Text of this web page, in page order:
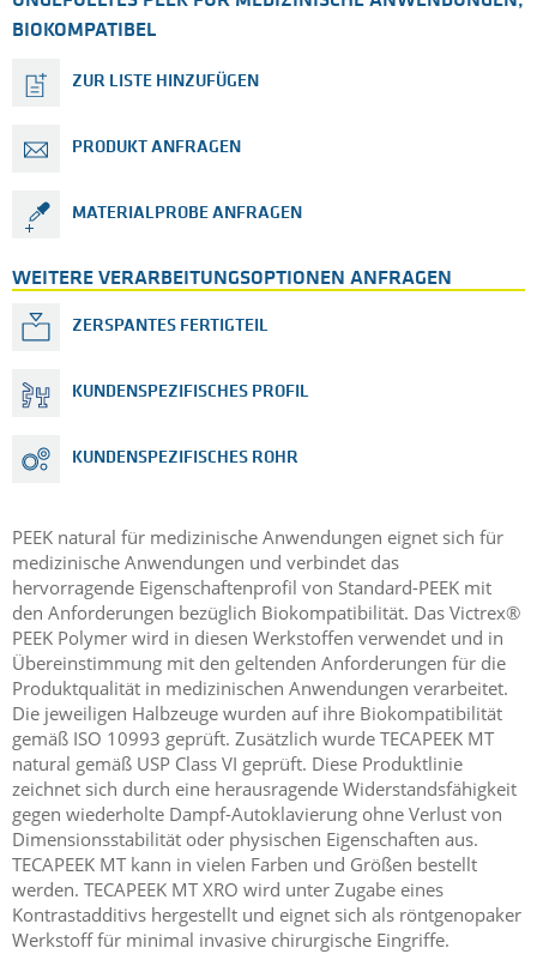
BIOKOMPATIBEL
ZUR LISTE HINZUFÜGEN
PRODUKT ANFRAGEN
MATERIALPROBE ANFRAGEN
WEITERE VERARBEITUNGSOPTIONEN ANFRAGEN
ZERSPANTES FERTIGTEIL
KUNDENSPEZIFISCHES PROFIL
KUNDENSPEZIFISCHES ROHR
PEEK natural für medizinische Anwendungen eignet sich für
medizinische Anwendungen und verbindet das
hervorragende Eigenschaftenprofil von Standard-PEEK mit
den Anforderungen bezüglich Biokompatibilität. Das Victrex®
PEEK Polymer wird in diesen Werkstoffen verwendet und in
Übereinstimmung mit den geltenden Anforderungen für die
Produktqualität in medizinischen Anwendungen verarbeitet.
Die jeweiligen Halbzeuge wurden auf ihre Biokompatibilität
gemäß ISO 10993 geprüft. Zusätzlich wurde TECAPEEK MT
natural gemäß USP Class VI geprüft. Diese Produktlinie
zeichnet sich durch eine herausragende Widerstandsfähigkeit
gegen wiederholte Dampf-Autoklavierung ohne Verlust von
Dimensionsstabilität oder physischen Eigenschaften aus.
TECAPEEK MT kann in vielen Farben und Größen bestellt
werden. TECAPEEK MT XRO wird unter Zugabe eines
Kontrastadditivs hergestellt und eignet sich als röntgenopaker
Werkstoff für minimal invasive chirurgische Eingriffe.